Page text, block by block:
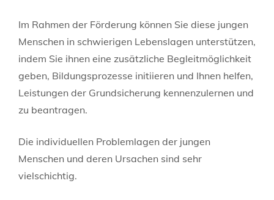
Im Rahmen der Förderung können Sie diese jungen
Menschen in schwierigen Lebenslagen unterstützen,
indem Sie ihnen eine zusätzliche Begleitmöglichkeit
geben, Bildungsprozesse initiieren und Ihnen helfen,
Leistungen der Grundsicherung kennenzulernen und
zu beantragen.
Die individuellen Problemlagen der jungen
Menschen und deren Ursachen sind sehr
vielschichtig.